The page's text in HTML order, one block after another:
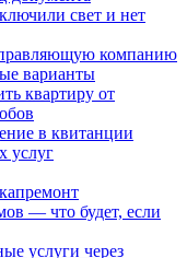
свет и нет
компанию
варианты
квартиру от
в квитанции
услуг
— что будет, если
услуги через